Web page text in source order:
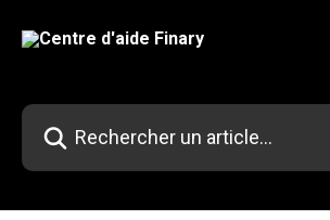
Rechercher un article...